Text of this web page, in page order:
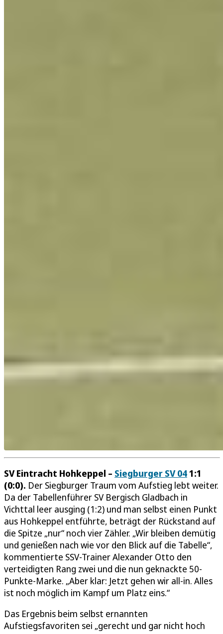
SV Eintracht Hohkeppel – Siegburger SV 041:1
(0:0). Der Siegburger Traum vom Aufstieg lebt weiter.
Da der Tabellenführer SV Bergisch Gladbach in
Vichttal leer ausging (1:2) und man selbst einen Punkt
aus Hohkeppel entführte, beträgt der Rückstand auf
die Spitze „nur“ noch vier Zähler. „Wir bleiben demütig
und genießen nach wie vor den Blick auf die Tabelle“,
kommentierte SSV-Trainer Alexander Otto den
verteidigten Rang zwei und die nun geknackte 50-
Punkte-Marke. „Aber klar: Jetzt gehen wir all-in. Alles
ist noch möglich im Kampf um Platz eins.“
Das Ergebnis beim selbst ernannten
Aufstiegsfavoriten sei „gerecht und gar nicht hoch